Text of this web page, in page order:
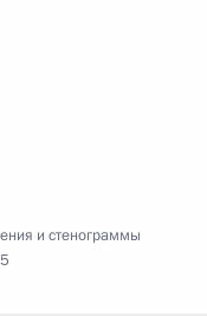
и стенограммы